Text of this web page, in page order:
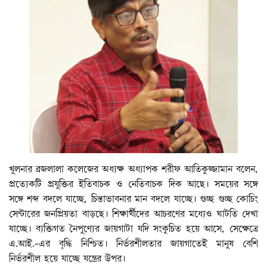
খুলনার ব্রজলালা কলেজের অধ্যক্ষ অধ্যাপক শরীফ আতিকুজ্জামান বলেন,
প্রত্যেকটি প্রযুক্তির ইতিবাচক ও নেতিবাচক দিক আছে। সময়ের সঙ্গে
সঙ্গে শব্দ বদলে যাচ্ছে, চিন্তাভাবনার মান বদলে যাচ্ছে। গুচ্ছ গুচ্ছ কোচিং
সেন্টারের জনপ্রিয়তা বাড়ছে। শিক্ষার্থীদের আচরণের মধ্যেও ঘাটতি দেখা
যাচ্ছে। ব্যক্তিগত নৈপুণ্যের জায়গাটা যদি সংকুচিত হয়ে আসে, সেক্ষেত্রে
এ.আই.-এর বৃদ্ধি নিশ্চিত। নির্ভরশীলতার জায়গাতেই মানুষ বেশি
নির্ভরশীল হয়ে যাচ্ছে যন্ত্রের উপর।